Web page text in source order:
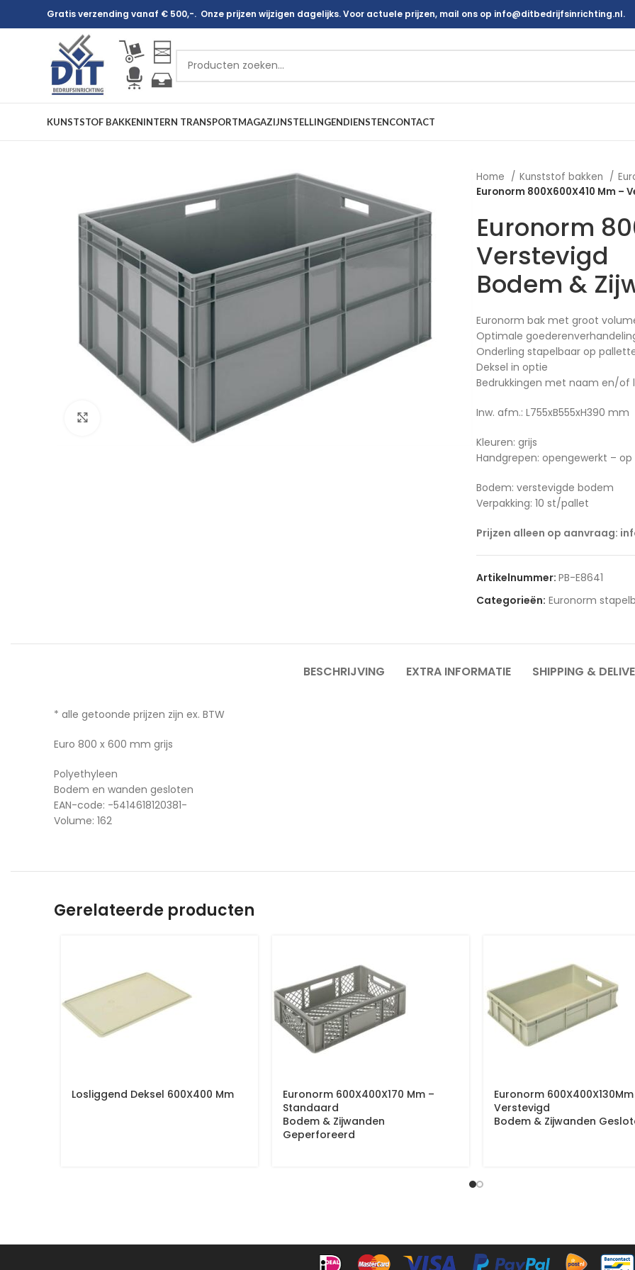
Gratis verzending vanaf € 500,-. Onze prijzen wijzigen dagelijks. Voor actuele prijzen, mail ons op info@ditbedrijfsinrichting.nl.
KUNSTSTOF BAKKENINTERN TRANSPORTMAGAZIJNSTELLINGENDIENSTENCONTACT
Afbeelding vergroten
Home Kunststof bakken
Euronorm 800X600X410 Mm –
Euronorm
Verstevigd
Bodem &
Euronorm bak met groot
Optimale
Onderling stapelbaar op
Deksel in optie
Bedrukkingen met naam en/of
Inw. afm.: L755xB555xH390 mm
Kleuren: grijs
Handgrepen: opengewerkt –
Bodem: verstevigde bodem
Verpakking: 10 st/pallet
Prijzen alleen op aanvraag:
Artikelnummer: PB-E8641
Categorieën: Euronorm
BESCHRIJVING EXTRA INFORMATIE SHIPPING &
* alle getoonde prijzen zijn ex. BTW
Euro 800 x 600 mm grijs
Polyethyleen
Bodem en wanden gesloten
EAN-code: -5414618120381-
Volume: 162
Gerelateerde producten
Losliggend Deksel 600X400 Mm
Euronorm 600X400X170 Mm –
Standaard
Bodem & Zijwanden
Geperforeerd
Euronorm
Verstevigd
Bodem & Zijwanden